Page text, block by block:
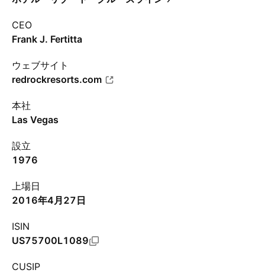
CEO
Frank J. Fertitta
ウェブサイト
redrockresorts.com
本社
Las Vegas
設立
1976
上場日
2016年4月27日
ISIN
US75700L1089
CUSIP